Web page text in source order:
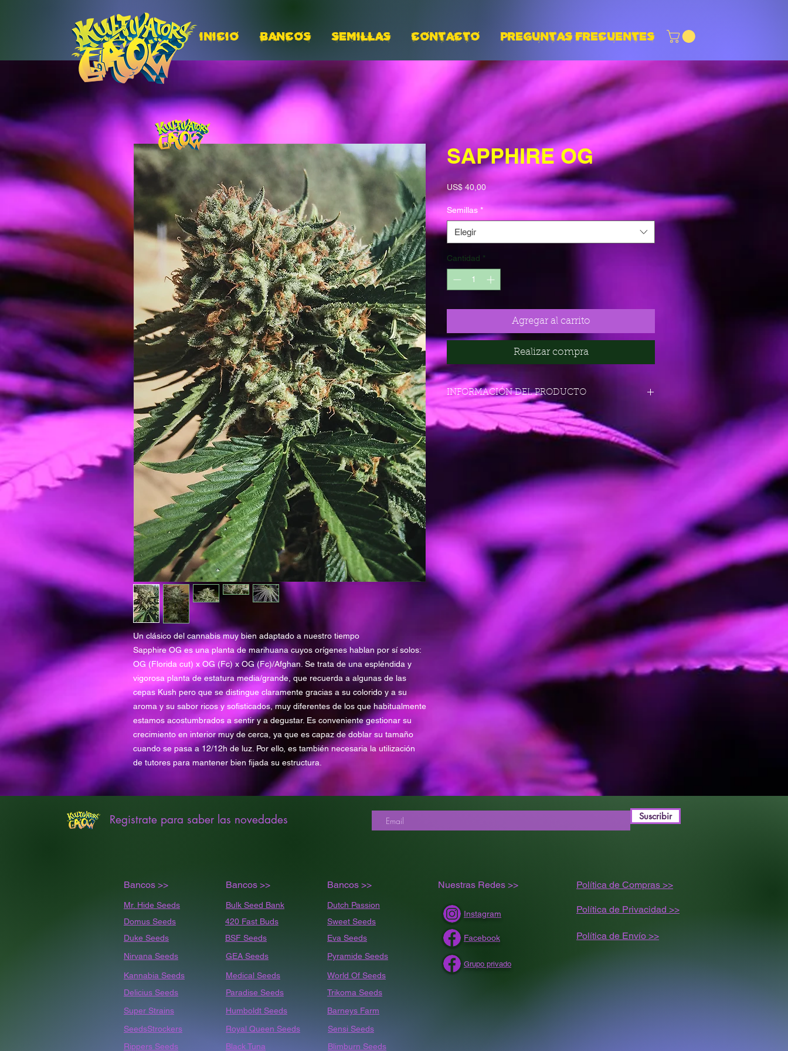
INICIO BANCOS Semillas CONTACTO PREGUNTAS FRECUENTES
Un clásico del cannabis muy bien adaptado a nuestro tiempo
Sapphire OG es una planta de marihuana cuyos orígenes hablan por sí solos:
OG (Florida cut) x OG (Fc) x OG (Fc)/Afghan. Se trata de una espléndida y
vigorosa planta de estatura media/grande, que recuerda a algunas de las
cepas Kush pero que se distingue claramente gracias a su colorido y a su
aroma y su sabor ricos y sofisticados, muy diferentes de los que habitualmente
estamos acostumbrados a sentir y a degustar. Es conveniente gestionar su
crecimiento en interior muy de cerca, ya que es capaz de doblar su tamaño
cuando se pasa a 12/12h de luz. Por ello, es también necesaria la utilización
de tutores para mantener bien fijada su estructura.
SAPPHIRE OG
US$ 40,00Precio
Semillas *
Elegir
Cantidad *
Agregar al carrito
Realizar compra
INFORMACIÓN DEL PRODUCTO
Genotipo 85% Indica / 15% Sativa
OG x OG x Afghan
Interior y exterior
Floración en interior
Producción en interior
Cosecha en exterior
Finales de septiembre /
Principios de octubre
Producción en exterior 1000-4000 g/planta
Altura en exterior 3-4 m
18-24%
Registrate para saber las novedades Suscribir
Bancos >> Bancos >> Bancos >> Nuestras Redes >> Política de Compras >>
Mr. Hide Seeds
Domus Seeds
Duke Seeds
Nirvana Seeds
Kannabia Seeds
Delicius Seeds
Super Strains
SeedsStrockers
Rippers Seeds
Bulk Seed Bank
420 Fast Buds
BSF Seeds
GEA Seeds
Medical Seeds
Paradise Seeds
Humboldt Seeds
Royal Queen Seeds
Black Tuna
Dutch Passion
Sweet Seeds
Eva Seeds
Pyramide Seeds
World Of Seeds
Trikoma Seeds
Barneys Farm
Sensi Seeds
Blimburn Seeds
Instagram
Facebook
Grupo privado
Política de Privacidad >>
Política de Envío >>